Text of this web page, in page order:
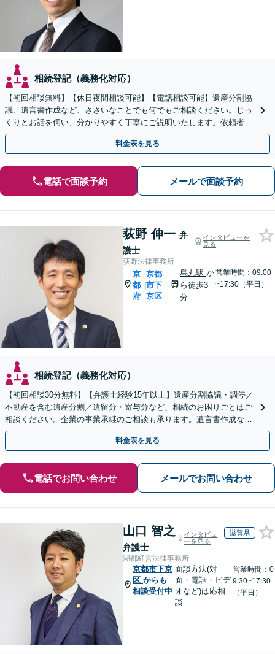
相続登記（義務化対応）
【初回相談無料】【休日夜間相談可能】【電話相談可能】遺産分割協
議、遺言書作成など、ささいなことでも何でもご相談ください。じっ
くりとお話を伺い、分かりやすく丁寧にご説明いたします。依頼者の
方の利益を最大化するために尽力いたします。
料金表を見る
電話で面談予約 メールで面談予約
荻野 伸一 弁
護士
インタビューを
見る
荻野法律事務所
京
都
府
|
京都
市下
京区
烏丸駅 か
ら徒歩3
分
営業時間：09:00
~17:30（平日）
相続登記（義務化対応）
【初回相談30分無料】【弁護士経験15年以上】遺産分割協議・調停／
不動産を含む遺産分割／遺留分・寄与分など、相続のお困りごとはご
相談ください。企業の事業承継のご相談も承ります。遺言書作成など
生前対策もサポート【烏丸駅3分】【Web面談可】
料金表を見る
電話でお問い合わせ メールでお問い合わせ
山口 智之
弁護士
インタビュ
ーを見る
滋賀県
湖都経営法律事務所
京都市下京
区 からも
相談受付中
面談方法(対
面・電話・ビデ
オなど)は応相
談
営業時間：0
9:30~17:30
（平日）